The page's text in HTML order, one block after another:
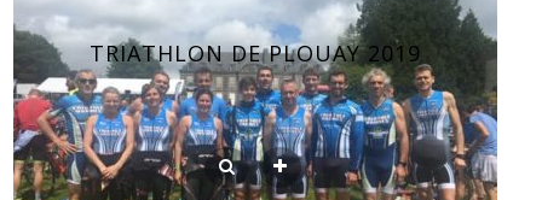
TRIATHLON DE PLOUAY 2019